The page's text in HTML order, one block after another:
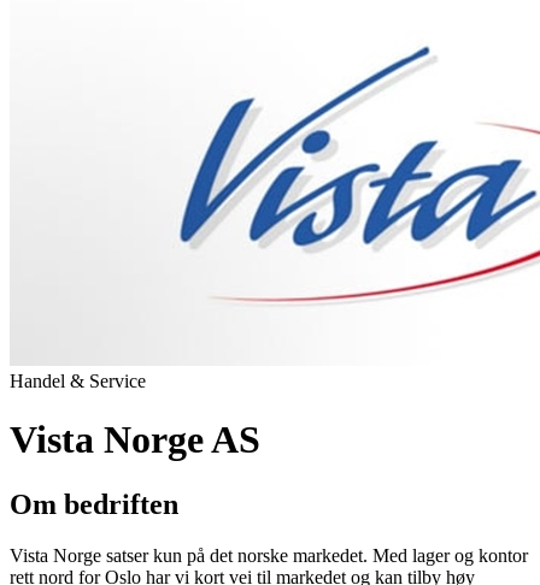
Handel & Service
Vista Norge AS
Om bedriften
Vista Norge satser kun på det norske markedet. Med lager og kontor
rett nord for Oslo har vi kort vei til markedet og kan tilby høy